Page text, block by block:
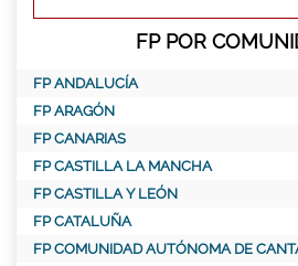
FP POR
FP ANDALUCÍA
FP ARAGÓN
FP CANARIAS
FP CASTILLA LA MANCHA
FP CASTILLA Y LEÓN
FP CATALUÑA
FP COMUNIDAD AUTÓNOMA DE